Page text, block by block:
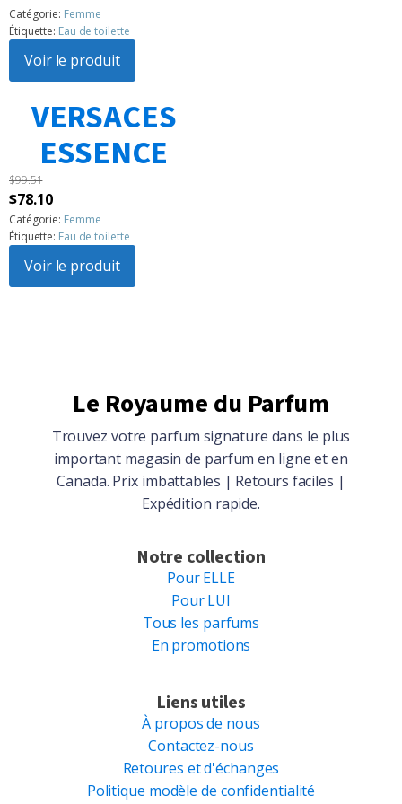
prix
initial
était :
$104.86.
prix
actuel
est :
$94.15.
Catégorie: Femme
Étiquette: Eau de toilette
Voir le produit
VERSACES
ESSENCE
$99.51
Le
prix
initial
était :
$99.51.
$78.10Le
prix
actuel
est :
$78.10.
Catégorie: Femme
Étiquette: Eau de toilette
Voir le produit
Le Royaume du Parfum
Trouvez votre parfum signature dans le plus
important magasin de parfum en ligne et en
Canada. Prix imbattables | Retours faciles |
Expédition rapide.
Notre collection
Pour ELLE
Pour LUI
Tous les parfums
En promotions
Liens utiles
À propos de nous
Contactez-nous
Retoures et d'échanges
Politique modèle de confidentialité